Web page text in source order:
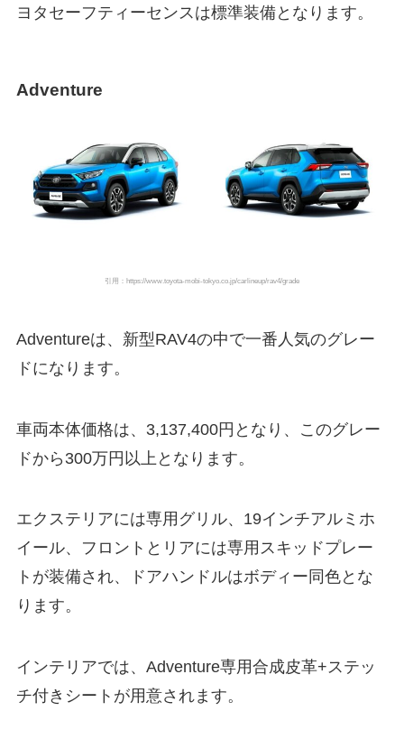
ヨタセーフティーセンスは標準装備となります。
Adventure
引用：https://www.toyota-mobi-tokyo.co.jp/carlineup/rav4/grade
Adventureは、新型RAV4の中で一番人気のグレー
ドになります。
車両本体価格は、3,137,400円となり、このグレー
ドから300万円以上となります。
エクステリアには専用グリル、19インチアルミホ
イール、フロントとリアには専用スキッドプレー
トが装備され、ドアハンドルはボディー同色とな
ります。
インテリアでは、Adventure専用合成皮革+ステッ
チ付きシートが用意されます。